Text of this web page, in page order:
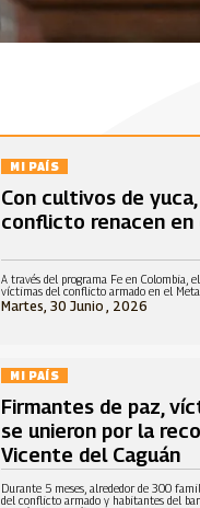
MI PAÍS
Martes, 30 Junio , 2026
Con cultivos de
conflicto renacen en
A través del programa Fe en Colombia,
víctimas del conflicto armado en el
MI PAÍS
Firmantes de paz,
se unieron por la
Vicente del Caguán
Durante 5 meses, alrededor de 300
del conflicto armado y habitantes del